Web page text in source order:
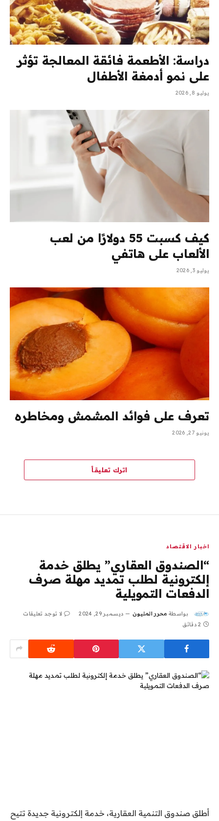
دراسة: الأطعمة فائقة المعالجة تؤثر
على نمو أدمغة الأطفال
يوليو 8, 2026
كيف كسبت 55 دولارًا من لعب
الألعاب على هاتفي
يوليو 3, 2026
تعرف على فوائد المشمش ومخاطره
يونيو 27, 2026
اترك تعليقاً
اخبار الاقتصاد
“الصندوق العقاري” يطلق خدمة
إلكترونية لطلب تمديد مهلة صرف
الدفعات التمويلية
بواسطة محرر المليون ديسمبر 29, 2024
لا توجد تعليقات
2 دقائق
أطلق صندوق التنمية العقارية، خدمة إلكترونية جديدة تتيح